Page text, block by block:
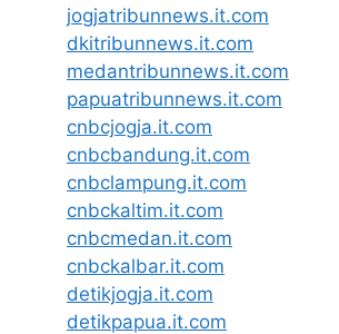
jogjatribunnews.it.com
dkitribunnews.it.com
medantribunnews.it.com
papuatribunnews.it.com
cnbcjogja.it.com
cnbcbandung.it.com
cnbclampung.it.com
cnbckaltim.it.com
cnbcmedan.it.com
cnbckalbar.it.com
detikjogja.it.com
detikpapua.it.com